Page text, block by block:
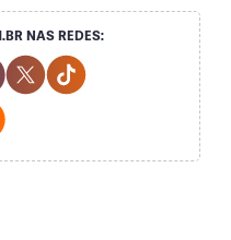
NAS REDES:
Social Media
Social Media
Youtube Social Media
Twitter Social Media
Tiktok Social